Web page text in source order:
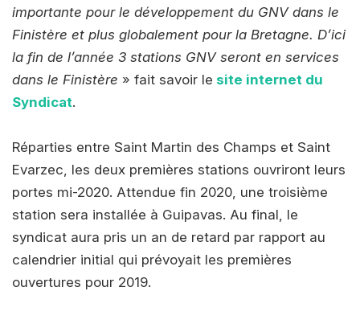
importante pour le développement du GNV dans le
Finistère et plus globalement pour la Bretagne. D’ici
la fin de l’année 3 stations GNV seront en services
dans le Finistère » fait savoir le site internet du
Syndicat.
Réparties entre Saint Martin des Champs et Saint
Evarzec, les deux premières stations ouvriront leurs
portes mi-2020. Attendue fin 2020, une troisième
station sera installée à Guipavas. Au final, le
syndicat aura pris un an de retard par rapport au
calendrier initial qui prévoyait les premières
ouvertures pour 2019.